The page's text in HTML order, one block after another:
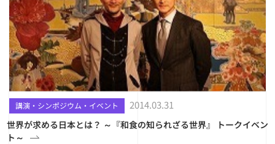
講演・シンポジウム・イベント 2014.03.31
世界が求める日本とは？ ～『和食の知られざる世界』 トークイベン
ト～